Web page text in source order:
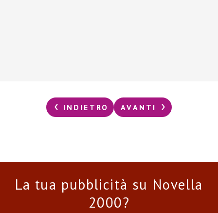
INDIETRO AVANTI
La tua pubblicità su Novella
2000?